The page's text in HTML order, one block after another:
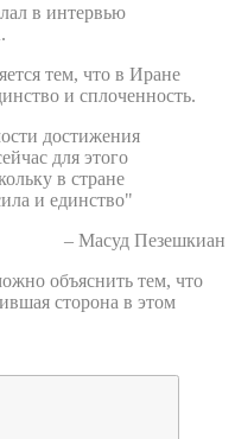
в интервью
тем, что в Иране
и сплоченность.
достижения
для этого
в стране
и единство"
– Масуд Пезешкиан
объяснить тем, что
сторона в этом